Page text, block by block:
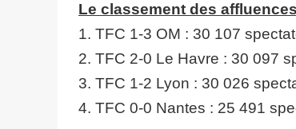
Le classement des
1. TFC 1-3 OM : 30 107
2. TFC 2-0 Le Havre : 30 097
3. TFC 1-2 Lyon : 30 026
4. TFC 0-0 Nantes : 25 491